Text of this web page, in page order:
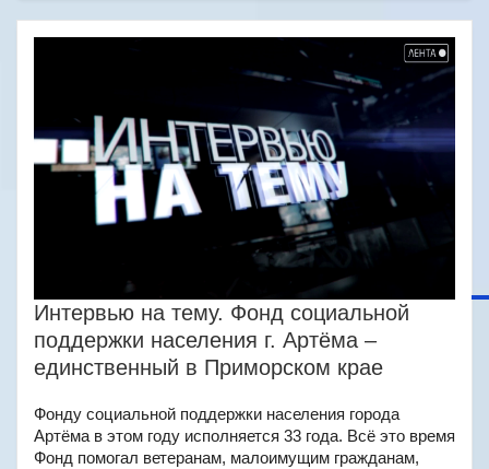
Интервью на тему. Фонд социальной
поддержки населения г. Артёма –
единственный в Приморском крае
Фонду социальной поддержки населения города
Артёма в этом году исполняется 33 года. Всё это время
Фонд помогал ветеранам, малоимущим гражданам,